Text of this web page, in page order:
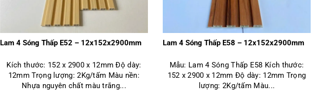
Lam 4 Sóng Thấp E52 – 12x152x2900mm
Kích thước: 152 x 2900 x 12mm Độ dày:
12mm Trọng lượng: 2Kg/tấm Màu nền:
Nhựa nguyên chất màu trắng...
Lam 4 Sóng Thấp E58 – 12x152x2900mm
Mẫu: Lam 4 Sóng Thấp E58 Kích thước:
152 x 2900 x 12mm Độ dày: 12mm Trọng
lượng: 2Kg/tấm Màu...